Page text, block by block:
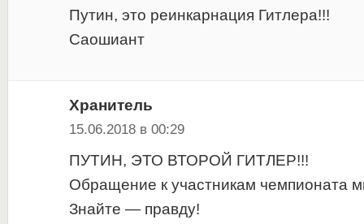
Путин, это реинкарнация Гитлера!!!
Саошиант
Хранитель
15.06.2018 в 00:29
ПУТИН, ЭТО ВТОРОЙ ГИТЛЕР!!!
Обращение к участникам чемпионата
Знайте — правду!